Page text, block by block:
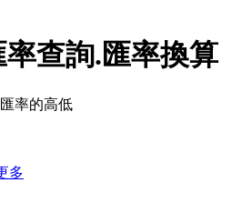
查詢.匯率換算
率的高低
多